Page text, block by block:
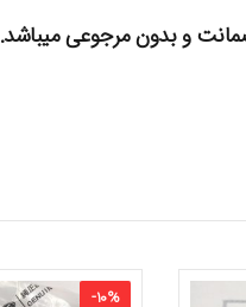
و بدون مرجوعی میباشد.
-10%